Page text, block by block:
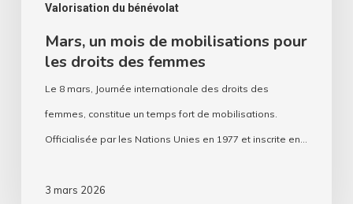
Valorisation du bénévolat
Mars, un mois de mobilisations pour
les droits des femmes
Le 8 mars, Journée internationale des droits des
femmes, constitue un temps fort de mobilisations.
Officialisée par les Nations Unies en 1977 et inscrite en…
3 mars 2026